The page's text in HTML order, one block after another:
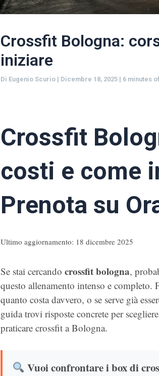
Crossfit Bologna:
iniziare
Di Eugenio Scurio | Dicembre 18, 2025 | 6 minutes
Crossfit
costi e come
Prenota su
Ultimo aggiornamento: 18 dicembre 2025
Se stai cercando crossfit bologna,
questo allenamento intenso e completo.
quanto costa davvero, o se serve già
guida trovi risposte concrete per
praticare crossfit a Bologna.
Vuoi confrontare i box di